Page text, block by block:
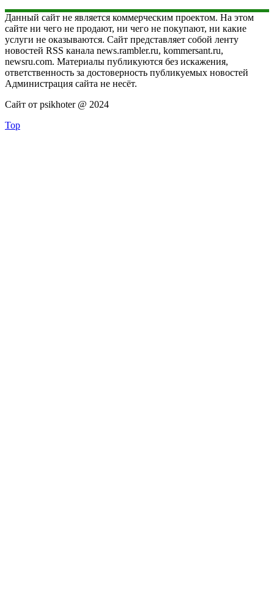
Данный сайт не является коммерческим проектом. На этом
сайте ни чего не продают, ни чего не покупают, ни какие
услуги не оказываются. Сайт представляет собой ленту
новостей RSS канала news.rambler.ru, kommersant.ru,
newsru.com. Материалы публикуются без искажения,
ответственность за достоверность публикуемых новостей
Администрация сайта не несёт.
Сайт от psikhoter @ 2024
Top